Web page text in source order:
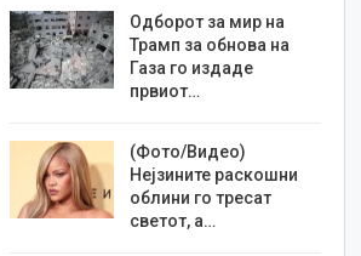
Одборот за мир на
Трамп за обнова на
Газа го издаде
првиот…
(Фото/Видео)
Нејзините раскошни
облини го тресат
светот, а…